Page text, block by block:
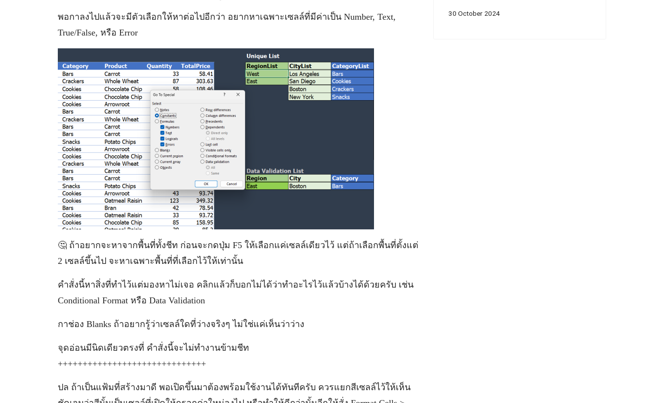
พอกาลงไปแล้วจะมีตัวเลือกให้หาต่อไปอีกว่า อยากหาเฉพาะเซลล์ที่มีค่าเป็น Number, Text,
True/False, หรือ Error
🤔 ถ้าอยากจะหาจากพื้นที่ทั้งชีท ก่อนจะกดปุ่ม F5 ให้เลือกแค่เซลล์เดียวไว้ แต่ถ้าเลือกพื้นที่ตั้งแต่
2 เซลล์ขึ้นไป จะหาเฉพาะพื้นที่ที่เลือกไว้ให้เท่านั้น
คำสั่งนี้หาสิ่งที่ทำไว้แต่มองหาไม่เจอ คลิกแล้วก็บอกไม่ได้ว่าทำอะไรไว้แล้วบ้างได้ด้วยครับ เช่น
Conditional Format หรือ Data Validation
กาช่อง Blanks ถ้าอยากรู้ว่าเซลล์ใดที่ว่างจริงๆ ไม่ใช่แค่เห็นว่าว่าง
จุดอ่อนมีนิดเดียวตรงที่ คำสั่งนี้จะไม่ทำงานข้ามชีท
++++++++++++++++++++++++++++++
ปล ถ้าเป็นแฟ้มที่สร้างมาดี พอเปิดขึ้นมาต้องพร้อมใช้งานได้ทันทีครับ ควรแยกสีเซลล์ไว้ให้เห็น
30 October 2024